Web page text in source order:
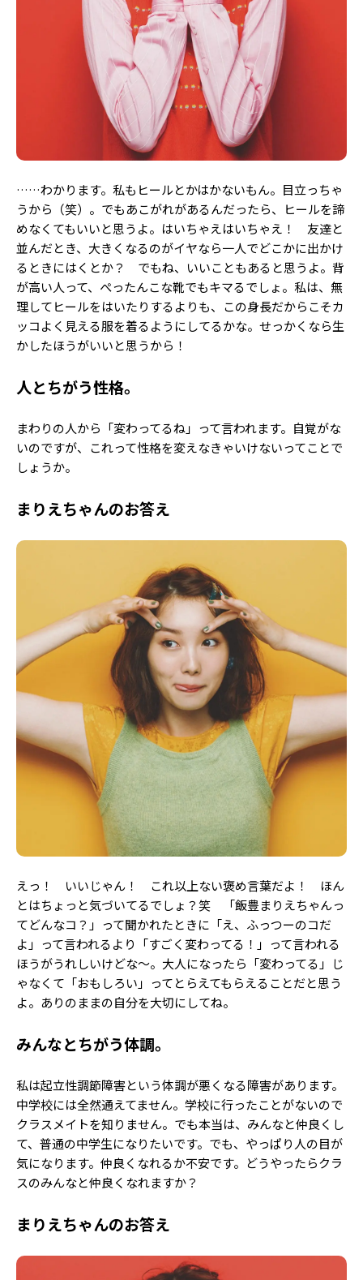
……わかります。私もヒールとかはかないもん。目立っちゃ
うから（笑）。でもあこがれがあるんだったら、ヒールを諦
めなくてもいいと思うよ。はいちゃえはいちゃえ！ 友達と
並んだとき、大きくなるのがイヤなら一人でどこかに出かけ
るときにはくとか？ でもね、いいこともあると思うよ。背
が高い人って、ぺったんこな靴でもキマるでしょ。私は、無
理してヒールをはいたりするよりも、この身長だからこそカ
ッコよく見える服を着るようにしてるかな。せっかくなら生
かしたほうがいいと思うから！
人とちがう性格。
まわりの人から「変わってるね」って言われます。自覚がな
いのですが、これって性格を変えなきゃいけないってことで
しょうか。
まりえちゃんのお答え
えっ！ いいじゃん！ これ以上ない褒め言葉だよ！ ほん
とはちょっと気づいてるでしょ？笑 「飯豊まりえちゃんっ
てどんなコ？」って聞かれたときに「え、ふっつーのコだ
よ」って言われるより「すごく変わってる！」って言われる
ほうがうれしいけどな～。大人になったら「変わってる」じ
ゃなくて「おもしろい」ってとらえてもらえることだと思う
よ。ありのままの自分を大切にしてね。
みんなとちがう体調。
私は起立性調節障害という体調が悪くなる障害があります。
中学校には全然通えてません。学校に行ったことがないので
クラスメイトを知りません。でも本当は、みんなと仲良くし
て、普通の中学生になりたいです。でも、やっぱり人の目が
気になります。仲良くなれるか不安です。どうやったらクラ
スのみんなと仲良くなれますか？
まりえちゃんのお答え